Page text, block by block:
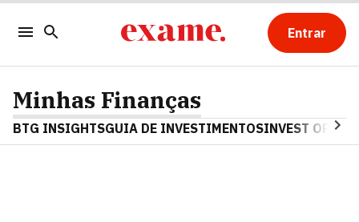
Entrar
Minhas Finanças
BTG INSIGHTSGUIA DE INVESTIMENTOSINVEST OPINA